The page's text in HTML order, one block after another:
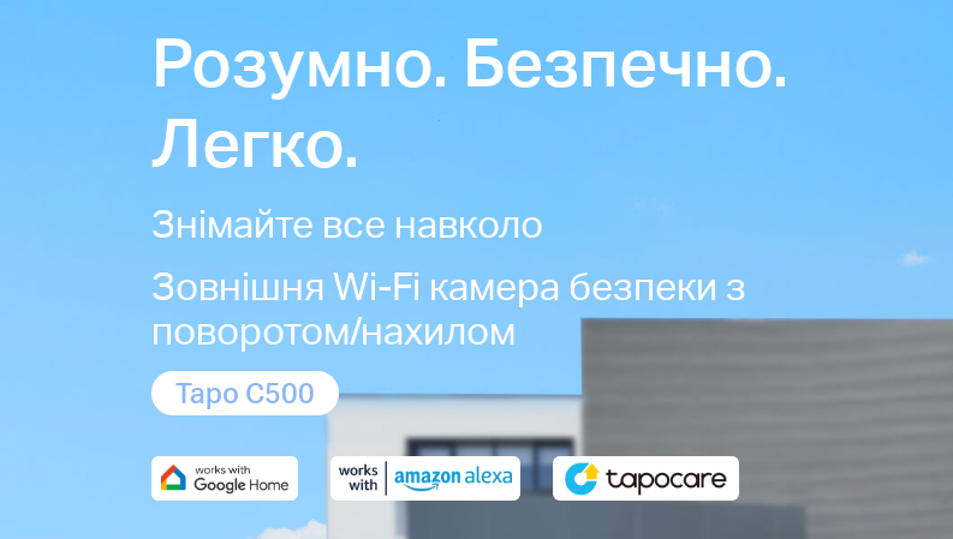
Розумно. Безпечно.
Легко.
Знімайте все навколо
Зовнішня Wi-Fi камера безпеки з
поворотом/нахилом
Tapo C500